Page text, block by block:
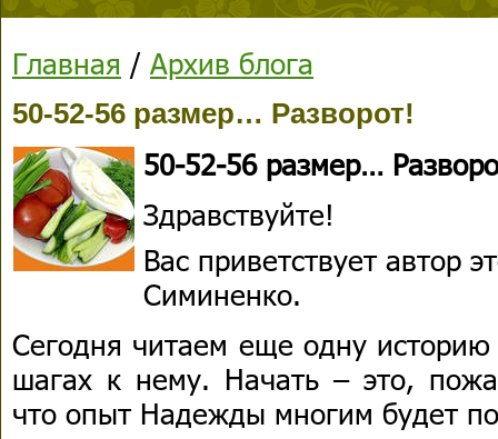
Главная / Архив блога
50-52-56 размер… Разворот!
50-52-56 размер…
Здравствуйте!
Вас приветствует автор
Симиненко.
Сегодня читаем еще одну
шагах к нему. Начать – это,
что опыт Надежды многим будет